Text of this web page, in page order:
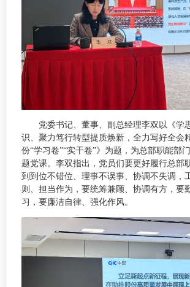
党委书记、董事、副总经理李双以《学
识、聚力笃行转型提质焕新，全力写好全会
份“学习卷”“实干卷”》为题，为总部职能部
题党课。李双指出，党员们要更好履行总部
到到位不错位、理事不误事、协调不失调，
则、担当作为，要统筹兼顾、协调有方，要
习，要廉洁自律、强化作风。